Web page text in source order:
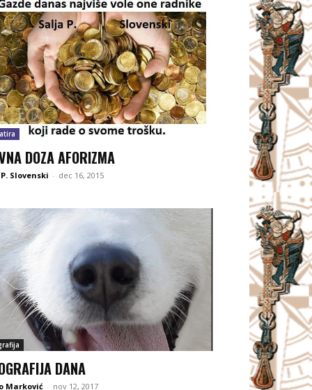
DOZA AFORIZMA
Slovenski - dec 16, 2015
DANA
Marković - nov 12, 2017